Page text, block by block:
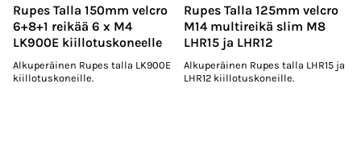
Rupes Talla 150mm velcro
6+8+1 reikää 6 x M4
LK900E kiillotuskoneelle
Alkuperäinen Rupes talla LK900E
kiillotuskoneille.
Rupes Talla 125mm velcro
M14 multireikä slim M8
LHR15 ja LHR12
Alkuperäinen Rupes talla LHR15 ja
LHR12 kiillotuskoneille.